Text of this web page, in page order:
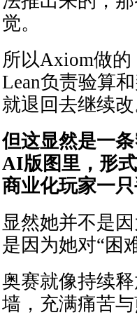
觉。
所以Axiom做
Lean负责验算
就退回去继续改
但这显然是一
AI版图里，形
商业化玩家一只
显然她并不是
是因为她对“困
奥赛就像持续
墙，充满痛苦